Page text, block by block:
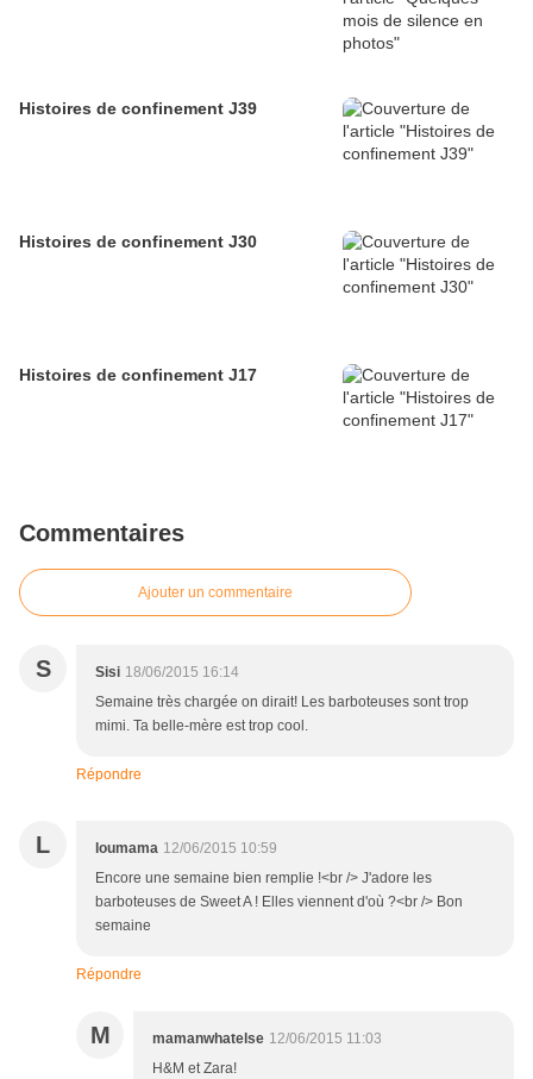
Histoires de confinement J39
Histoires de confinement J30
Histoires de confinement J17
Commentaires
Ajouter un commentaire
S Sisi 18/06/2015 16:14
Semaine très chargée on dirait! Les barboteuses sont trop
mimi. Ta belle-mère est trop cool.
Répondre
L loumama 12/06/2015 10:59
Encore une semaine bien remplie !<br /> J'adore les
barboteuses de Sweet A ! Elles viennent d'où ?<br /> Bon
semaine
Répondre
M mamanwhatelse 12/06/2015 11:03
H&M et Zara!